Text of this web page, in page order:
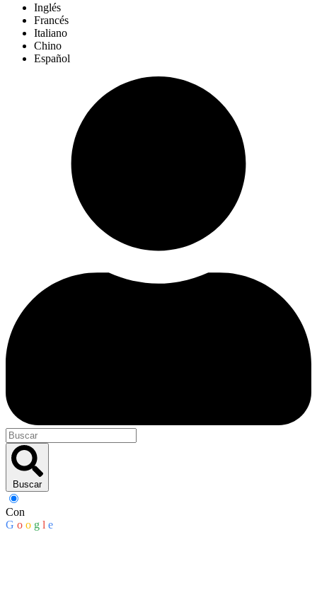
Inglés
Francés
Italiano
Chino
Español
Buscar
Con
G o o g l e